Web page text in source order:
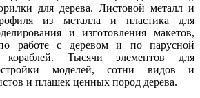
для дерева. Листовой металл и
из металла и пластика для
и изготовления макетов,
работе с деревом и по парусной
кораблей. Тысячи элементов для
моделей, сотни видов и
и плашек ценных пород дерева.